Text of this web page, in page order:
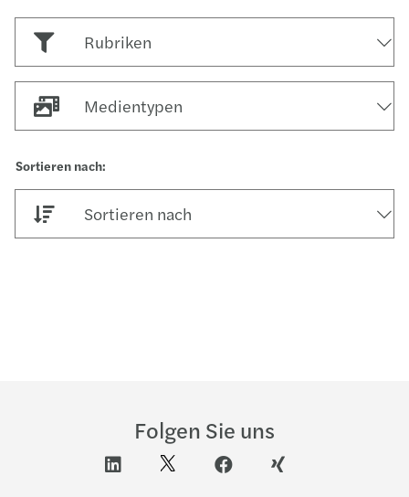
Rubriken
Sortieren nach
Medientypen
Folgen Sie uns